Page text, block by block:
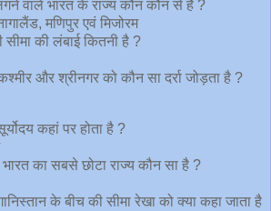
वाले भारत के राज्य कौन कौन से हैं ?
मणिपुर एवं मिजोरम
की लंबाई कितनी है ?
और श्रीनगर को कौन सा दर्रा जोड़ता है ?
कहां पर होता है ?
का सबसे छोटा राज्य कौन सा है ?
के बीच की सीमा रेखा को क्या कहा जाता है